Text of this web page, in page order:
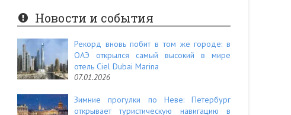
er
es
t
e
d
Новости и события
Рекорд вновь побит в том же городе: в
ОАЭ открылся самый высокий в мире
отель Ciel Dubai Marina
07.01.2026
Зимние прогулки по Неве: Петербург
открывает туристическую навигацию в